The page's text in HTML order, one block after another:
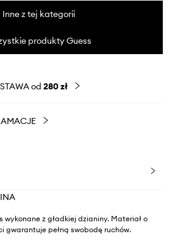
Inne z tej kategorii
produkty Guess
od 280 zł
wykonane z gładkiej dzianiny. Materiał o
gwarantuje pełną swobodę ruchów.